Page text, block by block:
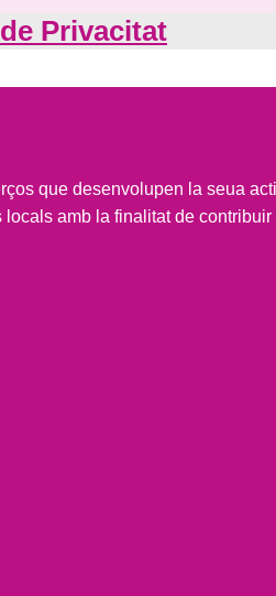
Privacitat
que desenvolupen la seua
amb la finalitat de contribuir